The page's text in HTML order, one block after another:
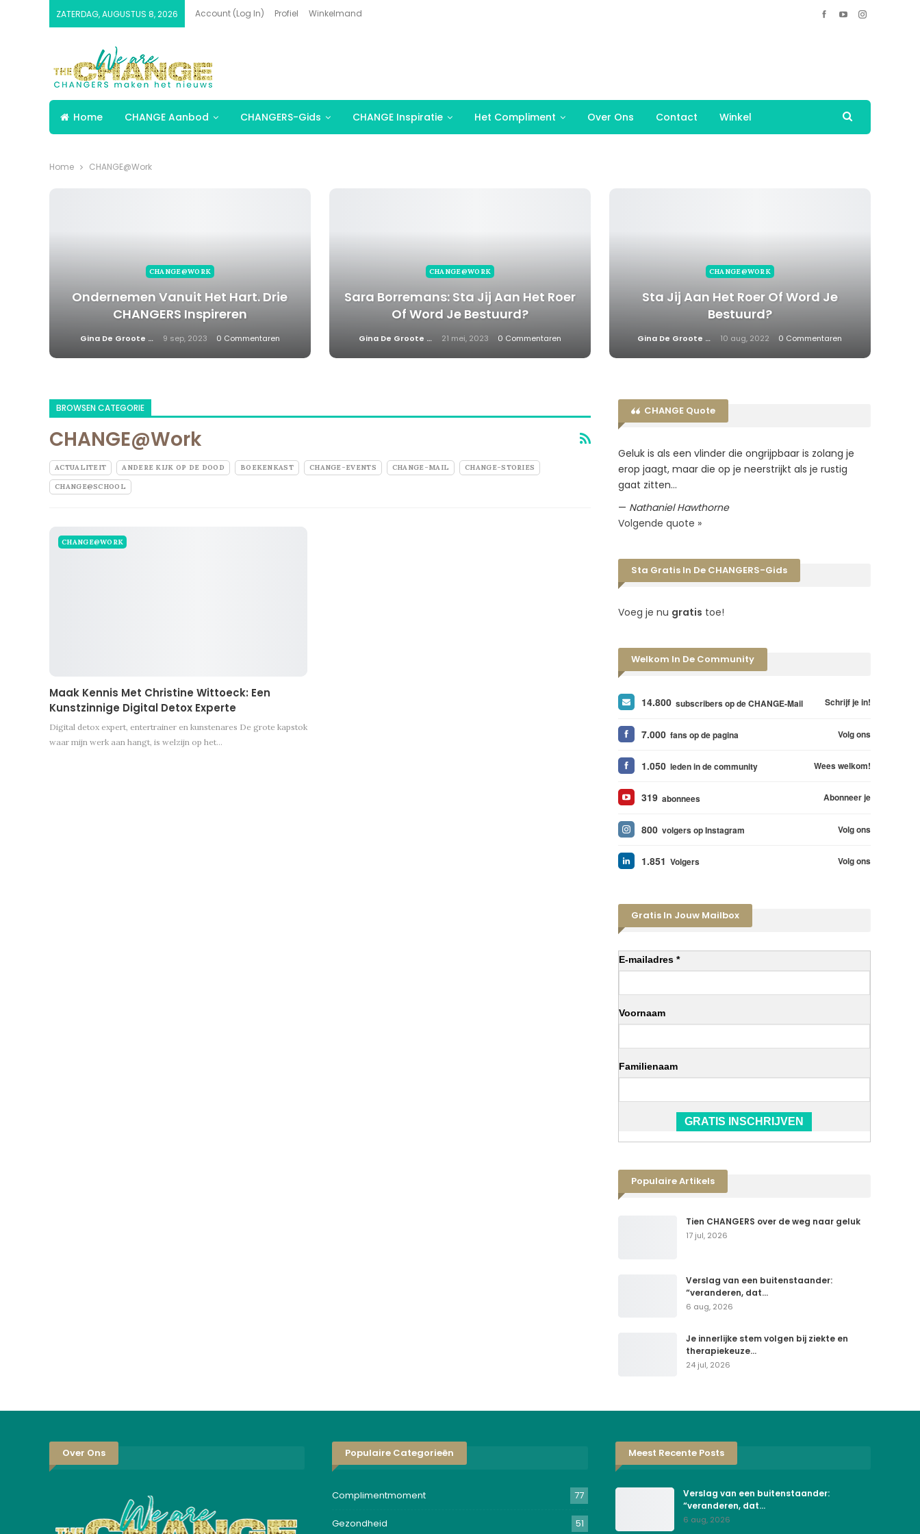
ZATERDAG, AUGUSTUS 8, 2026 Account (Log In) Profiel Winkelmand
Home CHANGE Aanbod CHANGERS-Gids CHANGE Inspiratie Het Compliment Over Ons Contact Winkel
Home CHANGE@Work
CHANGE@WORK
Ondernemen Vanuit Het Hart. Drie
CHANGERS Inspireren
Gina De Groote 9 sep, 2023 0 Commentaren
CHANGE@WORK
Sara Borremans: Sta Jij Aan Het Roer
Of Word Je Bestuurd?
Gina De Groote 21 mei, 2023 0 Commentaren
CHANGE@WORK
Sta Jij Aan Het Roer Of Word Je
Bestuurd?
Gina De Groote 10 aug, 2022 0 Commentaren
BROWSEN CATEGORIE
CHANGE@Work
ACTUALITEIT ANDERE KIJK OP DE DOOD BOEKENKAST CHANGE-EVENTS CHANGE-MAIL CHANGE-STORIES
CHANGE@SCHOOL
CHANGE@WORK
Maak Kennis Met Christine Wittoeck: Een
Kunstzinnige Digital Detox Experte
Digital detox expert, entertrainer en kunstenares De grote kapstok
waar mijn werk aan hangt, is welzijn op het…
CHANGE Quote
Geluk is als een vlinder die ongrijpbaar is zolang je
erop jaagt, maar die op je neerstrijkt als je rustig
gaat zitten…
— Nathaniel Hawthorne
Volgende quote »
Sta Gratis In De CHANGERS-Gids
Voeg je nu gratis toe!
Welkom In De Community
14.800 subscribers op de CHANGE-Mail Schrijf je in!
7.000 fans op de pagina Volg ons
1.050 leden in de community Wees welkom!
319 abonnees Abonneer je
800 volgers op Instagram Volg ons
1.851 Volgers Volg ons
Gratis In Jouw Mailbox
E-mailadres *
Voornaam
Familienaam
GRATIS INSCHRIJVEN
Populaire Artikels
Tien CHANGERS over de weg naar geluk
17 jul, 2026
Verslag van een buitenstaander:
“veranderen, dat…
6 aug, 2026
Je innerlijke stem volgen bij ziekte en
therapiekeuze…
24 jul, 2026
Over Ons Populaire Categorieën
Complimentmoment 77
Gezondheid 51
Meest Recente Posts
Verslag van een buitenstaander:
“veranderen, dat…
6 aug, 2026